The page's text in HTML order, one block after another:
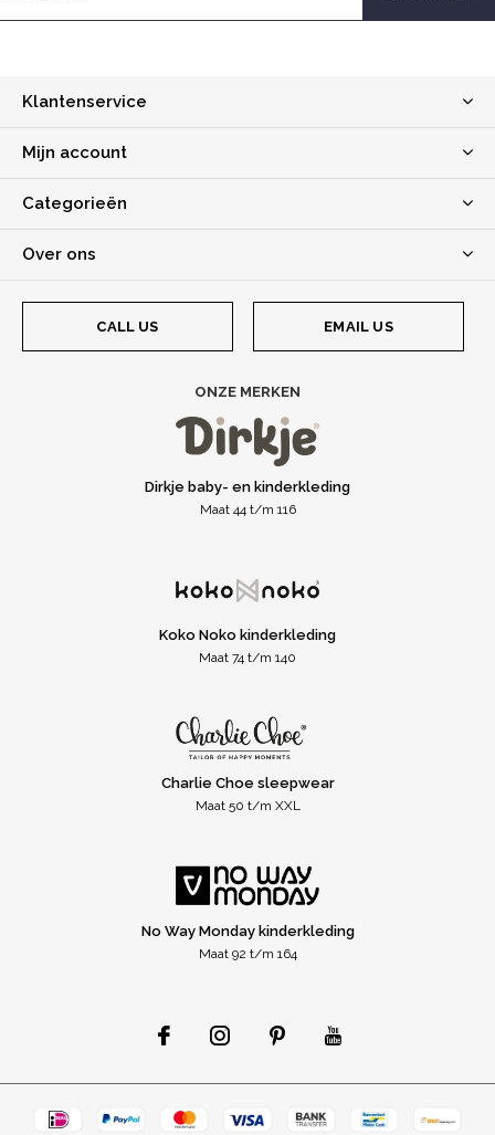
Klantenservice
Mijn account
Categorieën
Over ons
CALL US EMAIL US
ONZE MERKEN
Dirkje baby- en kinderkleding
Maat 44 t/m 116
Koko Noko kinderkleding
Maat 74 t/m 140
Charlie Choe sleepwear
Maat 50 t/m XXL
No Way Monday kinderkleding
Maat 92 t/m 164